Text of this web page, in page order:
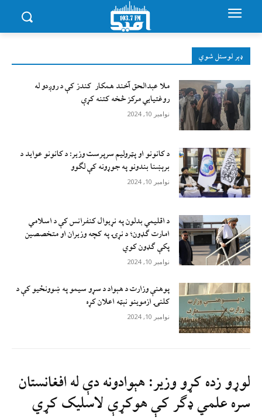
ډېر لوستل شوي
ملا عبدالحق آخند همکار کندز کې د روږدو له
روغتیایي مرکز څخه کتنه کړې
نوامبر 10, 2024
د کانونو او پټرولیم سرپرست وزیر: د کانونو عواید د
برېښنا بندونو په جوړونه کې لګوو
نوامبر 10, 2024
د اقليمي بدلون په نړيوال کنفرانس کې د اسلامي
امارت ګډون؛ د نړۍ په کچه وزيران او متخصصين
پکې ګډون کوي
نوامبر 10, 2024
پوهنې وزارت د هېواد د سړو سيمو په ښوونځيو کې د
کلنۍ ازموينو نېټه اعلان کړه
نوامبر 10, 2024
لوړو زده کړو وزیر: هېوادونه دې له افغانستان
سره علمي ډګر کې هوکړې لاسلیک کړي